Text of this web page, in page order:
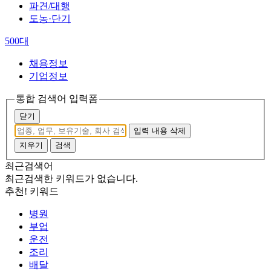
파견/대행
도농·단기
500대
채용정보
기업정보
통합 검색어 입력폼
닫기
입력 내용 삭제
지우기
검색
최근검색어
최근검색한 키워드가 없습니다.
추천! 키워드
병원
부업
운전
조리
배달